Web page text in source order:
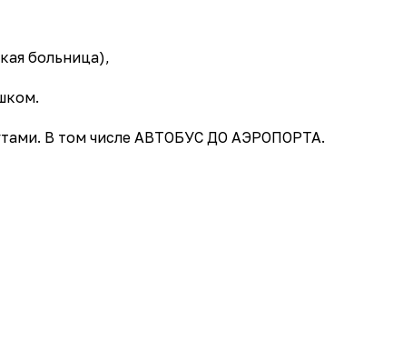
больница),
В том числе АВТОБУС ДО АЭРОПОРТА.